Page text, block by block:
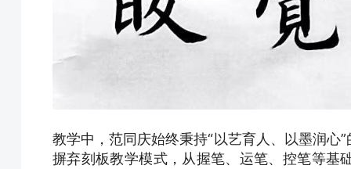
教学中，范同庆始终秉持“以艺育人、以墨润心
摒弃刻板教学模式，从握笔、运笔、控笔等基